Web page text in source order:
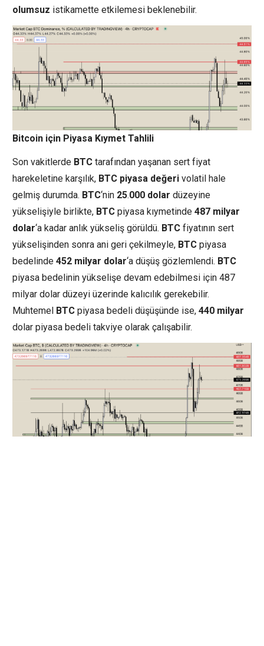
olumsuz istikamette etkilemesi beklenebilir.
Bitcoin için Piyasa Kıymet Tahlili
Son vakitlerde BTC tarafından yaşanan sert fiyat
harekeletine karşılık, BTC piyasa değeri volatil hale
gelmiş durumda. BTC‘nin 25.000 dolar düzeyine
yükselişiyle birlikte, BTC piyasa kıymetinde 487 milyar
dolar‘a kadar anlık yükseliş görüldü. BTC fiyatının sert
yükselişinden sonra ani geri çekilmeyle, BTC piyasa
bedelinde 452 milyar dolar‘a düşüş gözlemlendi. BTC
piyasa bedelinin yükselişe devam edebilmesi için 487
milyar dolar düzeyi üzerinde kalıcılık gerekebilir.
Muhtemel BTC piyasa bedeli düşüşünde ise, 440 milyar
dolar piyasa bedeli takviye olarak çalışabilir.